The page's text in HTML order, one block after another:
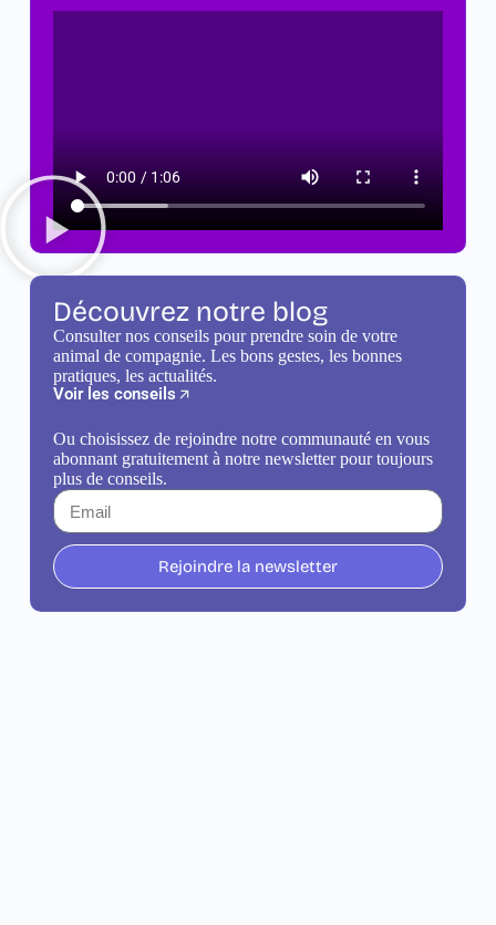
Découvrez notre blog
Consulter nos conseils pour prendre soin de votre
animal de compagnie. Les bons gestes, les bonnes
pratiques, les actualités.
Voir les conseils
Ou choisissez de rejoindre notre communauté en vous
abonnant gratuitement à notre newsletter pour toujours
plus de conseils.
Rejoindre la newsletter